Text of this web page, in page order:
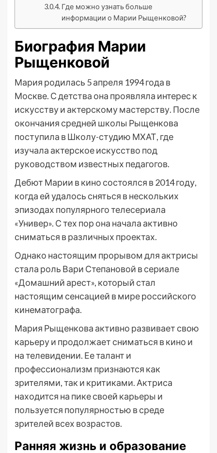
Где можно узнать больше
информации о Марии Рыщенковой?
Биография Марии
Рыщенковой
Мария родилась 5 апреля 1994 года в
Москве. С детства она проявляла интерес к
искусству и актерскому мастерству. После
окончания средней школы Рыщенкова
поступила в Школу-студию МХАТ, где
изучала актерское искусство под
руководством известных педагогов.
Дебют Марии в кино состоялся в 2014 году,
когда ей удалось сняться в нескольких
эпизодах популярного телесериала
«Универ». С тех пор она начала активно
сниматься в различных проектах.
Однако настоящим прорывом для актрисы
стала роль Вари Степановой в сериале
«Домашний арест», который стал
настоящим сенсацией в мире российского
кинематографа.
Мария Рыщенкова активно развивает свою
карьеру и продолжает сниматься в кино и
на телевидении. Ее талант и
профессионализм признаются как
зрителями, так и критиками. Актриса
находится на пике своей карьеры и
пользуется популярностью в среде
зрителей всех возрастов.
Ранняя жизнь и образование